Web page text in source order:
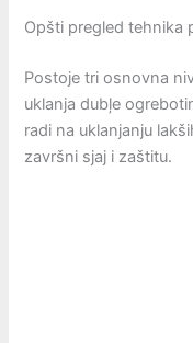
Opšti pregled tehnika
Postoje tri osnovna
uklanja dubļe
radi na uklanjanju
završni sjaj i zaštitu.